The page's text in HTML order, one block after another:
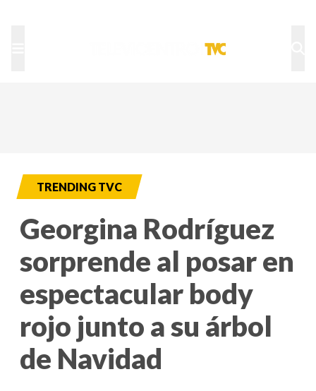
TRENDING TVC
Georgina Rodríguez
sorprende al posar en
espectacular body
rojo junto a su árbol
de Navidad